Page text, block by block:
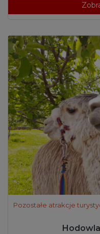
Pozostałe atrakcje